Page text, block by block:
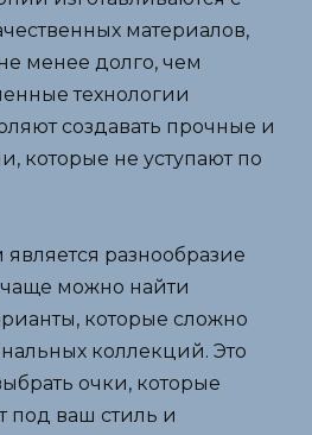
материалов,
менее долго, чем
технологии
создавать прочные и
которые не уступают по
разнообразие
можно найти
которые сложно
коллекций. Это
очки, которые
под ваш стиль и